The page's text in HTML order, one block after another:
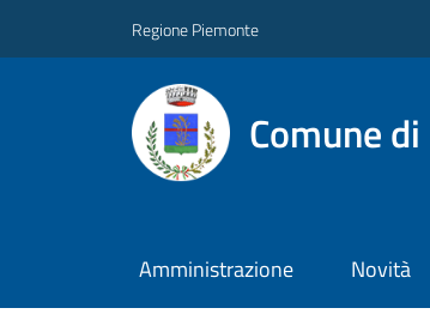
Regione Piemonte
Comune
Amministrazione Novità